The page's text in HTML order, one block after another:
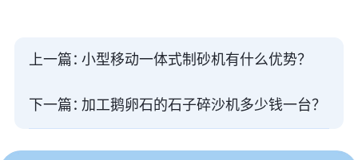
上一篇：小型移动一体式制砂机有什么优势？
下一篇：加工鹅卵石的石子碎沙机多少钱一台？